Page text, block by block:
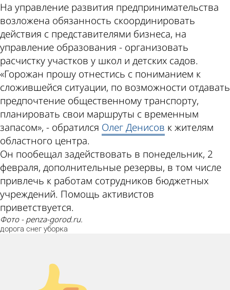
На управление развития предпринимательства
возложена обязанность скоординировать
действия с представителями бизнеса, на
управление образования - организовать
расчистку участков у школ и детских садов.
«Горожан прошу отнестись с пониманием к
сложившейся ситуации, по возможности отдавать
предпочтение общественному транспорту,
планировать свои маршруты с временным
запасом», - обратился Олег Денисов к жителям
областного центра.
Он пообещал задействовать в понедельник, 2
февраля, дополнительные резервы, в том числе
привлечь к работам сотрудников бюджетных
учреждений. Помощь активистов
приветствуется.
Фото - penza-gorod.ru.
дорога снег уборка
Палец
вверх!